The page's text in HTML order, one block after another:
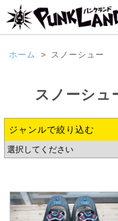
ホーム スノーシュー
スノーシュ
ジャンルで絞り込む